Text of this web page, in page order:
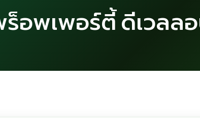
พเพอร์ตี้ ดีเวลลอ